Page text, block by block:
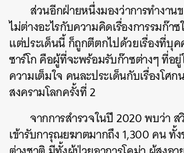
ส่วนอีกฝ่ายหนึ่งมองว่าการทำงาน
ไม่ต่างอะไรกับความคิดเรื่องการรมก๊า
แต่ประเด็นนี้ ก็ถูกตีตกไปด้วยเรื่องที่บุค
ซาร์โก คือผู้ที่จะพร้อมรับก๊าซต่างๆ ที่อ
ความเต็มใจ คนละประเด็นกับเรื่องโศก
สงครามโลกครั้งที่ 2
จากการสำรวจในปี 2020 พบว่า
เข้ารับการุณยฆาตมากถึง 1,300 คน ทั้